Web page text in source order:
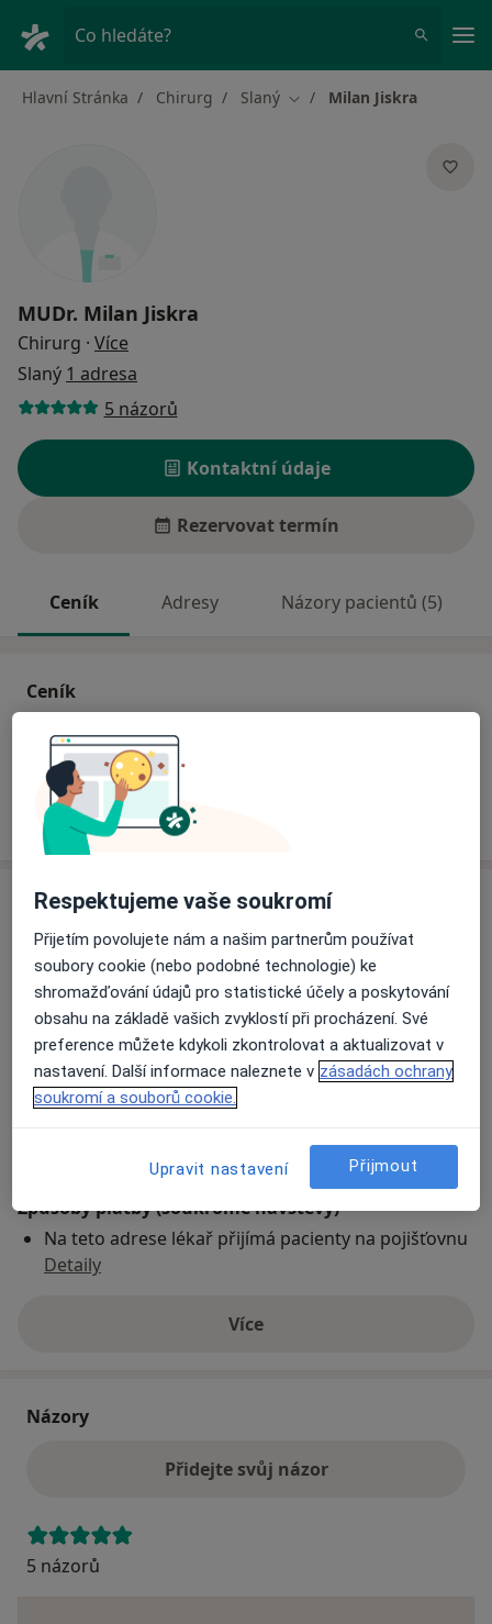
Co hledáte?
Hlavní Stránka Chirurg Slaný Změna města
Milan Jiskra
MUDr. Milan Jiskra
Chirurg · Více
Slaný 1 adresa
5 názorů
Kontaktní údaje
Rezervovat termín
Ceník Adresy Názory pacientů (5)
Ceník
Informace o službách a cenách nejsou k dispozici
Tento specialista ještě nepřidával žádné informace o
Adresa
Chirurgické oddělení, Nemocnice Slaný
Politických vězňů 576, 274 01
Přiblížit mapuse otevře v nové záložce
Dostupnost
Na této adrese online kalendář není aktivní
Způsoby platby (soukromé návštěvy)
Na teto adrese lékař přijímá pacienty na pojišťovnu
Detaily
Víceo adrese
Názory
Přidejte svůj názor
5 názorů
Respektujeme vaše soukromí
Přijetím povolujete nám a našim partnerům používat
soubory cookie (nebo podobné technologie) ke
shromažďování údajů pro statistické účely a poskytování
obsahu na základě vašich zvyklostí při procházení. Své
preference můžete kdykoli zkontrolovat a aktualizovat v
nastavení. Další informace naleznete v zásadách ochrany
soukromí a souborů cookie.
Upravit nastavení Přijmout